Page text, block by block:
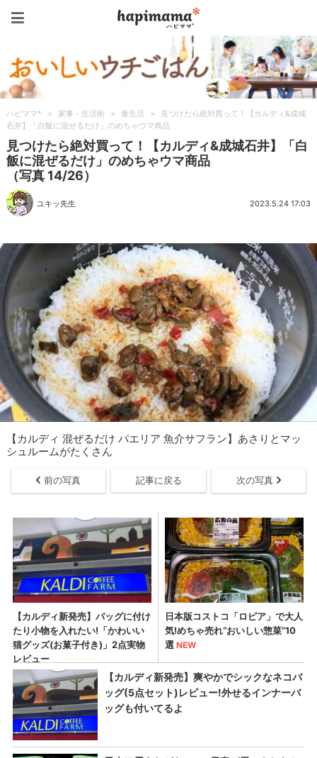
ハピママ* > 家事・生活術 > 食生活 >
見つけたら絶対買って！【カルディ&成城
石井】「白飯に混ぜるだけ」のめちゃウマ商品
見つけたら絶対買って！【カルディ&成城石井】「白
飯に混ぜるだけ」のめちゃウマ商品
（写真 14/26）
ユキッ先生 2023.5.24 17:03
【カルディ 混ぜるだけ パエリア 魚介サフラン】あさりとマッ
シュルームがたくさん
前の写真 記事に戻る 次の写真